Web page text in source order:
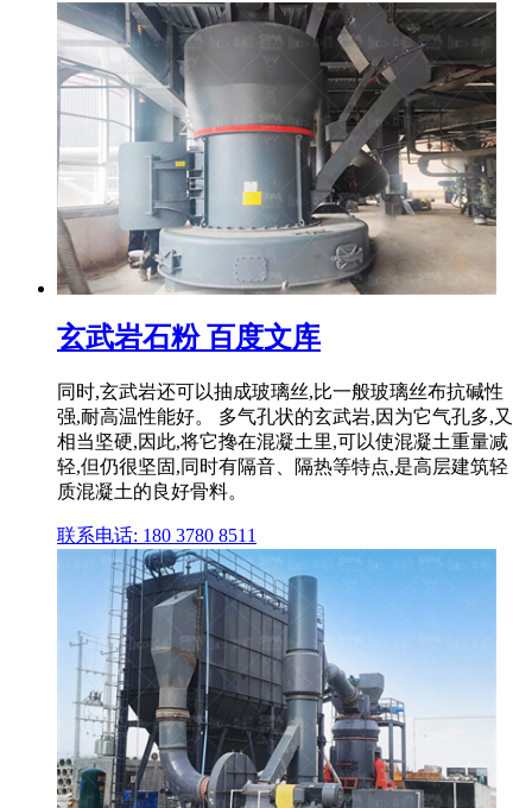
玄武岩石粉 百度文库
同时,玄武岩还可以抽成玻璃丝,比一般玻璃丝布抗碱性
强,耐高温性能好。 多气孔状的玄武岩,因为它气孔多,又
相当坚硬,因此,将它搀在混凝土里,可以使混凝土重量减
轻,但仍很坚固,同时有隔音、隔热等特点,是高层建筑轻
质混凝土的良好骨料。
联系电话: 180 3780 8511